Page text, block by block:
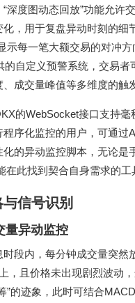
深度图动态回放”功能允许
，用于复盘异动时刻的细
示每一笔大额交易的对冲方
的自定义预警系统，交易者
成交量峰值等多维度的触
的WebSocket接口支持毫
序化监控的用户，可通过
的异动监控脚本，无论是
在此找到契合自身需求的工
信号识别
量异动监控
时段内，每分钟成交量突然
，且价格未出现剧烈波动
”的迹象，此时可结合